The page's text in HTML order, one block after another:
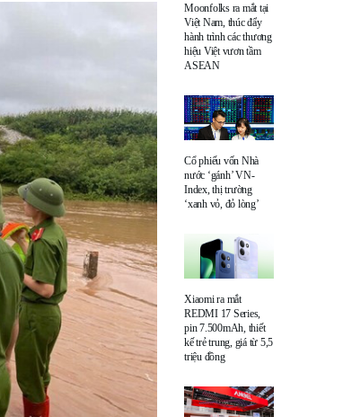
Moonfolks ra mắt tại
Việt Nam, thúc đẩy
hành trình các thương
hiệu Việt vươn tầm
ASEAN
Cổ phiếu vốn Nhà
nước ‘gánh’ VN-
Index, thị trường
‘xanh vỏ, đỏ lòng’
Xiaomi ra mắt
REDMI 17 Series,
pin 7.500mAh, thiết
kế trẻ trung, giá từ 5,5
triệu đồng